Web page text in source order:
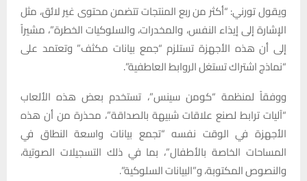
ويقول تورني: “أكثر من ربع المنتجات تتضمن محتوى غير لائق، مثل
الإشارة إلى إيذاء النفس، والمخدرات، والسلوكيات الخطرة”، مشيراً
إلى أن هذه الأجهزة تستلزم “جمع بيانات مكثف” وتعتمد على
“نماذج اشتراك تستغل الروابط العاطفية”.
ووفقاً لمنظمة “كومن سينس”، تستخدم بعض هذه الألعاب
“آليات ترابط لصنع علاقات شبيهة بالصداقة”، محذرة من أن هذه
الأجهزة في الوقت نفسه “تجمع بيانات واسعة النطاق في
المساحات الخاصة بالأطفال”، بما في ذلك التسجيلات الصوتية،
والنصوص المكتوبة، و”البيانات السلوكية”.